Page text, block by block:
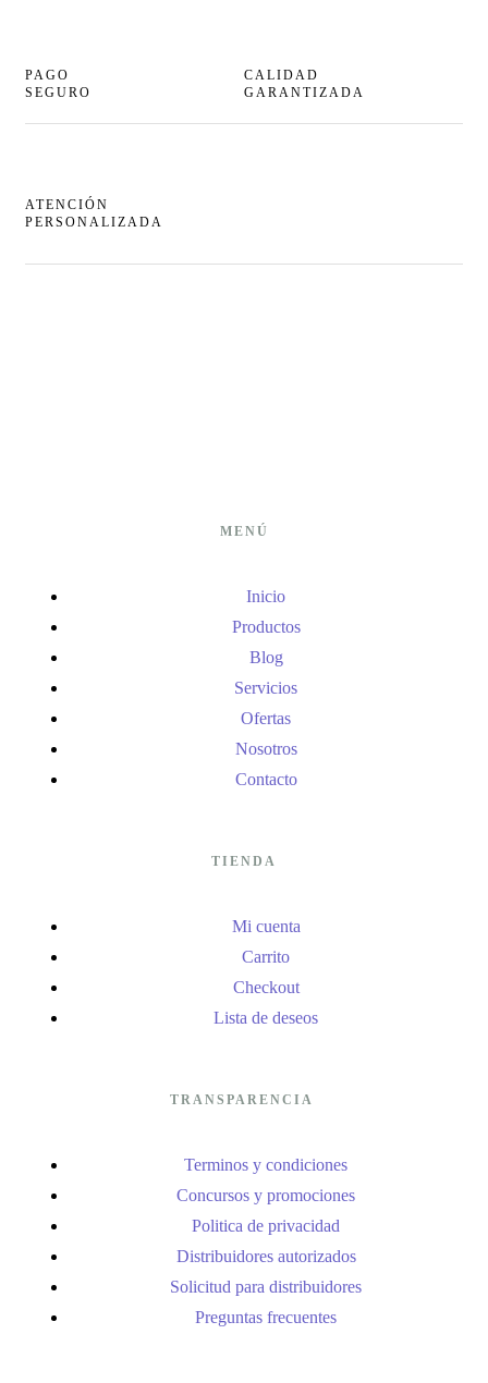
PAGO
SEGURO
CALIDAD
GARANTIZADA
ATENCIÓN
PERSONALIZADA
MENÚ
Inicio
Productos
Blog
Servicios
Ofertas
Nosotros
Contacto
TIENDA
Mi cuenta
Carrito
Checkout
Lista de deseos
TRANSPARENCIA
Terminos y condiciones
Concursos y promociones
Politica de privacidad
Distribuidores autorizados
Solicitud para distribuidores
Preguntas frecuentes